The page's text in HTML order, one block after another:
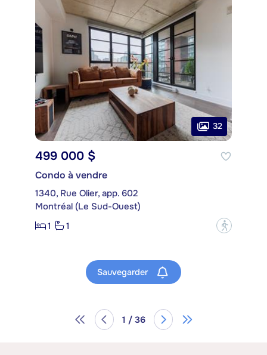
32
499 000 $
Condo à vendre
1340, Rue Olier, app. 602
Montréal (Le Sud-Ouest)
1
1 ?
Sauvegarder
1 / 36